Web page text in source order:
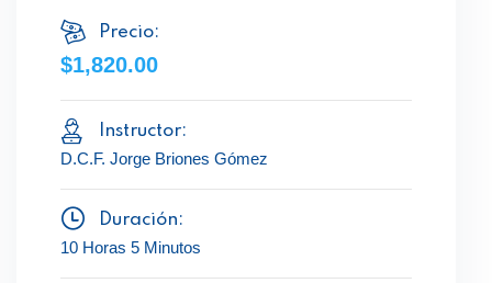
Precio:
$1,820.00
Instructor:
D.C.F. Jorge Briones Gómez
Duración:
10 Horas 5 Minutos